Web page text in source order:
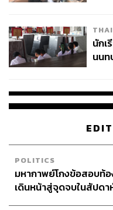
จ่าย
นักเ
นน
POLITICS
มหากาพย์โกงข้อสอบท้
เดินหน้าสู่จุดจบในสัปดา